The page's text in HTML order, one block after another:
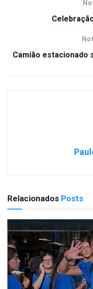
Camião estacionado
Relacionados Posts